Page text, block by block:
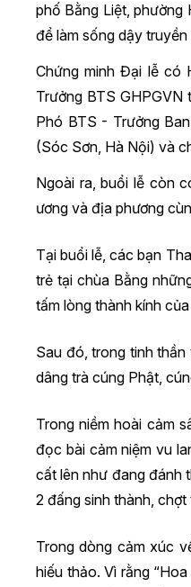
phố Bằng Liệt, phường
để làm sống dậy
Chứng minh Đại lễ có
Trưởng BTS
Phó BTS - Trưởng
(Sóc Sơn, Hà Nội) và
Ngoài ra, buổi lễ còn
ương và địa phương
Tại buổi lễ, các bạn
trẻ tại chùa Bằng
tấm lòng thành kính
Sau đó, trong tinh
dâng trà cúng Phật,
Trong niềm hoài cảm
đọc bài cảm niệm vu
cất lên như đang đánh
2 đấng sinh thành,
Trong dòng cảm xúc
hiếu thảo. Vì rằng